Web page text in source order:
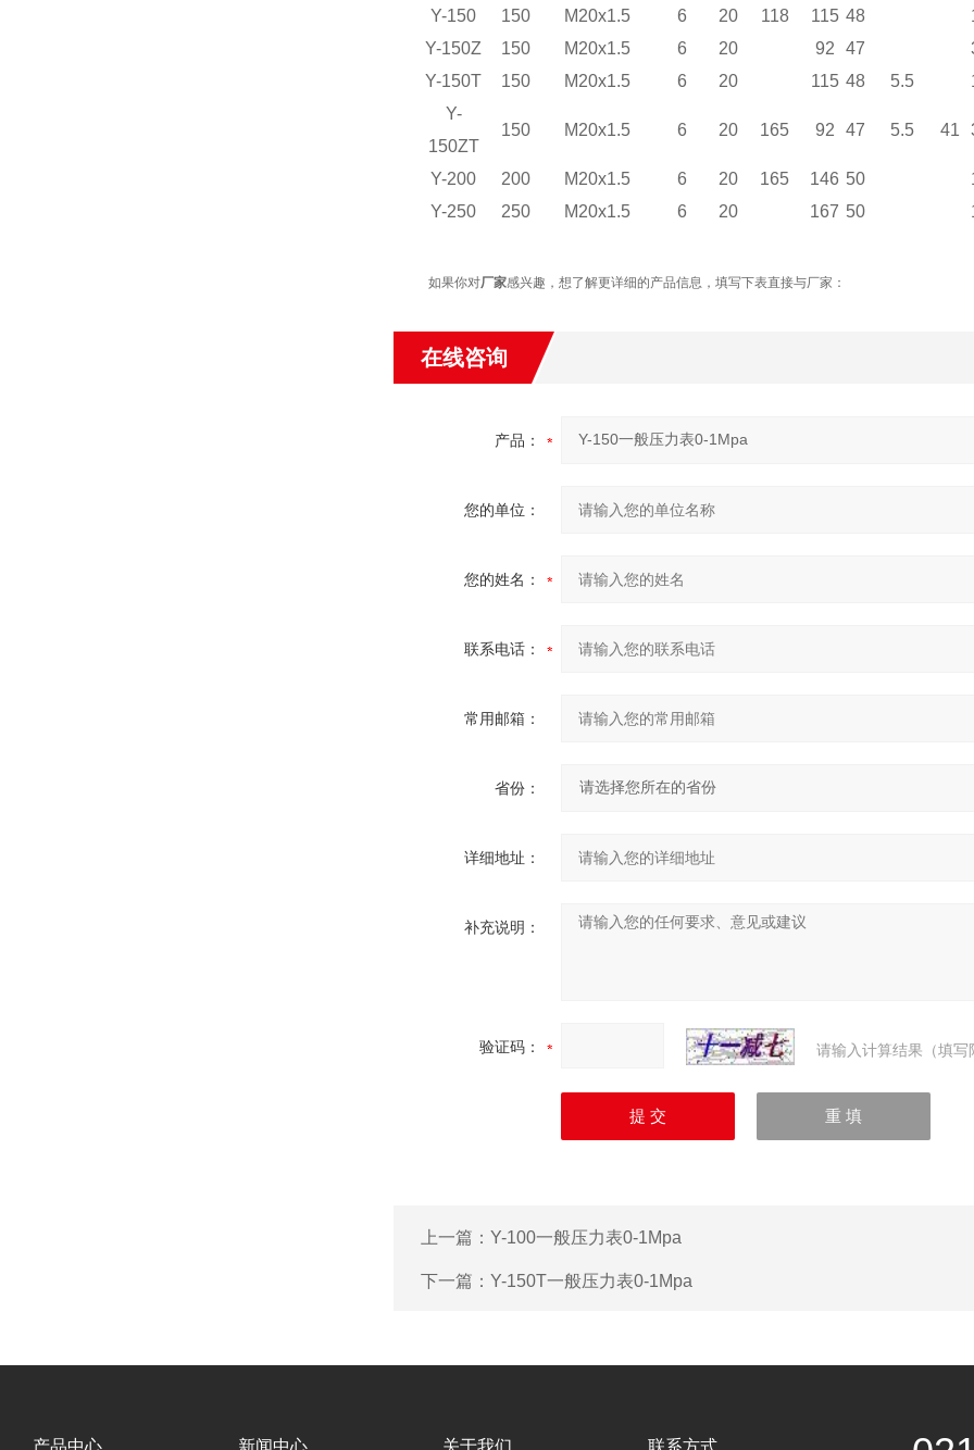
Y-150 150 M20x1.5 6 20 118 115 48
Y-150Z
150 M20x1.5 6 20 92 47
Y-150T
150 M20x1.5 6 20 115 48 5.5
Y-
150ZT
150 M20x1.5 6 20 165 92 47 5.5 41
Y-200 200 M20x1.5 6 20 165 146 50
Y-250
250 M20x1.5 6 20 167 50
如果你对厂家感兴趣，想了解更详细的产品信息，填写下表直接与厂家：
在线咨询
产品：
您的单位：
您的姓名：
联系电话：
常用邮箱：
省份：
详细地址：
补充说明：
验证码： 请输入计算结果（填
上一篇： Y-100一般压力表0-1Mpa
下一篇： Y-150T一般压力表0-1Mpa
产品中心 新闻中心 关于我们 联系方式